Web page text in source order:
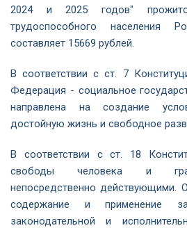
2024 и 2025 годов"
трудоспособного населения
составляет 15669 рублей.
В соответствии с ст. 7
Федерация - социальное
направлена на создание
достойную жизнь и свободное
В соответствии с ст. 18
свободы человека и
непосредственно действующими.
содержание и применение
законодательной и